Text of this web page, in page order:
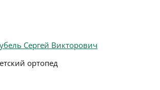
Сергей Викторович
ортопед